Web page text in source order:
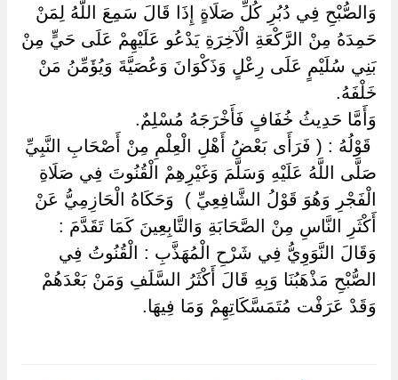
وَالصُّبْحِ فِي دُبُرِ كُلِّ صَلَاةٍ إِذَا قَالَ سَمِعَ اللَّهُ لِمَنْ
حَمِدَهُ مِنْ الرَّكْعَةِ الْآخِرَةِ يَدْعُو عَلَيْهِمْ عَلَى حَيٍّ مِنْ
بَنِي سُلَيْمٍ عَلَى رِعْلٍ وَذَكْوَانَ وَعُصَيَّةَ وَيُؤَمِّنُ مَنْ
خَلْفَهُ.
وَأَمَّا حَدِيثُ خُفَافٍ فَأَخْرَجَهُ مُسْلِمٌ.
‏ ‏قَوْلُهُ : ( فَرَأَى بَعْضُ أَهْلِ الْعِلْمِ مِنْ أَصْحَابِ النَّبِيِّ
صَلَّى اللَّهُ عَلَيْهِ وَسَلَّمَ وَغَيْرِهِمْ الْقُنُوتَ فِي صَلَاةِ
الْفَجْرِ وَهُوَ قَوْلُ الشَّافِعِيِّ ) ‏ ‏وَحَكَاهُ الْحَازِمِيُّ عَنْ
أَكْثَرِ النَّاسِ مِنْ الصَّحَابَةِ وَالتَّابِعِينَ كَمَا تَقَدَّمَ :
وَقَالَ النَّوَوِيُّ فِي شَرْحِ الْمُهَذَّبِ : الْقُنُوتُ فِي
الصُّبْحِ مَذْهَبُنَا وَبِهِ قَالَ أَكْثَرُ السَّلَفِ وَمَنْ بَعْدَهُمْ
وَقَدْ عَرَفْت مُتَمَسَّكَاتِهِمْ وَمَا فِيهَا.